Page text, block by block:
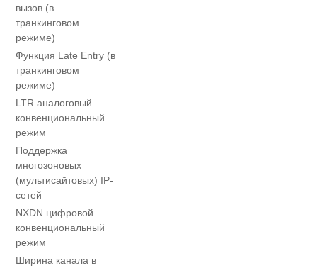
вызов (в
транкинговом
режиме)
Функция Late Entry (в
транкинговом
режиме)
LTR аналоговый
конвенциональный
режим
Поддержка
многозоновых
(мультисайтовых) IP-
сетей
NXDN цифровой
конвенциональный
режим
Ширина канала в